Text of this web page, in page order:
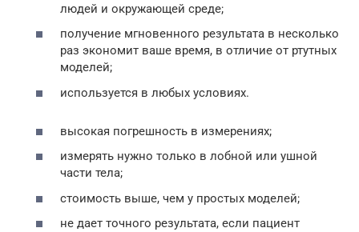
людей и окружающей среде;
получение мгновенного результата в несколько
раз экономит ваше время, в отличие от ртутных
моделей;
используется в любых условиях.
высокая погрешность в измерениях;
измерять нужно только в лобной или ушной
части тела;
стоимость выше, чем у простых моделей;
не дает точного результата, если пациент